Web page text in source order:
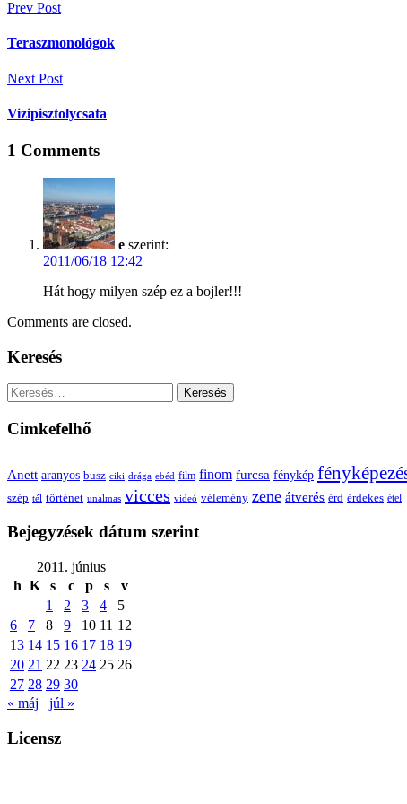
Bejegyzés
navigáció
Prev Post
Teraszmonológok
Next Post
Vizipisztolycsata
1 Comments
e szerint:
2011/06/18 12:42
Hát hogy milyen szép ez a bojler!!!
Comments are closed.
Keresés
Keresés:
Cimkefelhő
Anett aranyos busz ciki drága ebéd film finom furcsa fénykép
szép tél történet unalmas vicces videó vélemény zene átverés érd érdekes étel
Bejegyzések dátum szerint
2011. június
h K s c p s
v
1
2 3 4
5
6
7 8 9 10 11 12
13 14 15 16 17 18 19
20 21 22 23 24 25 26
27 28 29 30
« máj
júl »
Licensz